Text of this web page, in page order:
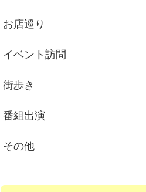
お店巡り
イベント訪問
街歩き
番組出演
その他